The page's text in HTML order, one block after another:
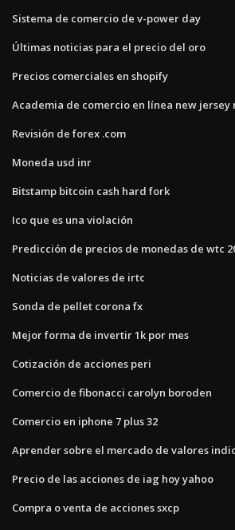
Sistema de comercio de v-power day
Últimas noticias para el precio del oro
Precios comerciales en shopify
Academia de comercio en línea new jersey
Revisión de forex .com
Moneda usd inr
Bitstamp bitcoin cash hard fork
Ico que es una violación
Predicción de precios de monedas de wtc
Noticias de valores de irtc
Sonda de pellet corona fx
Mejor forma de invertir 1k por mes
Cotización de acciones peri
Comercio de fibonacci carolyn boroden
Comercio en iphone 7 plus 32
Aprender sobre el mercado de valores
Precio de las acciones de iag hoy yahoo
Compra o venta de acciones sxcp